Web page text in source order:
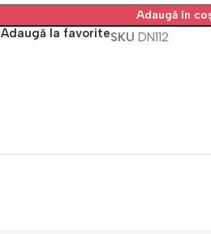
Adaugă în
Adaugă la favoriteSKUDN112